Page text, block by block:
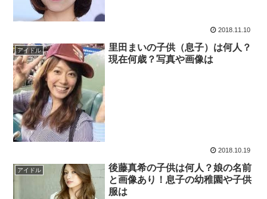
2018.11.10
アイドル
里田まいの子供（息子）は何人？
現在何歳？写真や画像は
2018.10.19
アイドル
後藤真希の子供は何人？娘の名前
と画像あり！息子の幼稚園や子供
服は